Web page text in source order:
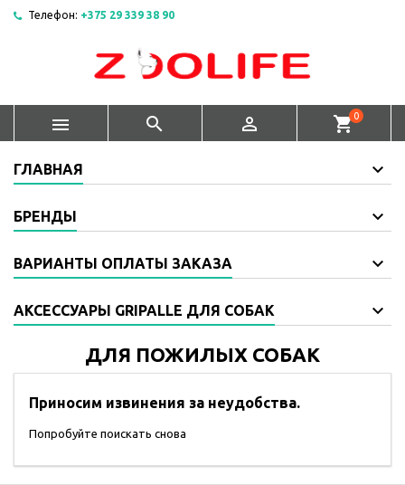
Телефон: +375 29 339 38 90
   shopping_cart0
ГЛАВНАЯ
БРЕНДЫ
ВАРИАНТЫ ОПЛАТЫ ЗАКАЗА
АКСЕССУАРЫ GRIPALLE ДЛЯ СОБАК
ДЛЯ ПОЖИЛЫХ СОБАК
Приносим извинения за неудобства.
Попробуйте поискать снова